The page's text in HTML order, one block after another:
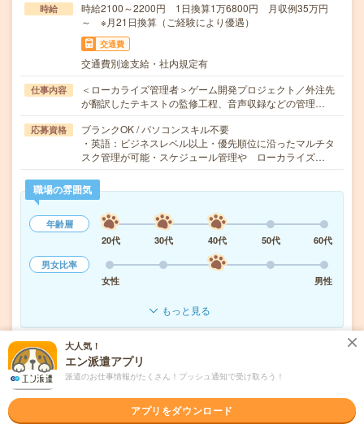
時給
時給2100～2200円 1日換算1万6800円 月収例35万円
～ ※月21日換算（ご経験により優遇）
交通費
交通費別途支給・社内規定有
仕事内容
＜ローカライズ管理者＞ゲーム開発プロジェクト／外注先
が翻訳したテキストの監修工程、音声収録などの管理…
応募資格
ブランクOK / パソコンスキル不要
・英語：ビジネスレベル以上・優先順位に沿ったマルチタ
スク管理が可能・スケジュール管理や ローカライズ…
職場の雰囲気
年齢層
20代
30代 40代 50代
60代
男女比率
女性
男性
もっと見る
気になる!
大人気！
エン派遣アプリ
派遣のお仕事情報がたくさん！プッシュ通知で受け取ろう！
アプリをダウンロード